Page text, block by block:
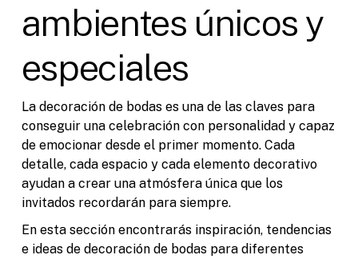
ambientes únicos y
especiales
La decoración de bodas es una de las claves para
conseguir una celebración con personalidad y capaz
de emocionar desde el primer momento. Cada
detalle, cada espacio y cada elemento decorativo
ayudan a crear una atmósfera única que los
invitados recordarán para siempre.
En esta sección encontrarás inspiración, tendencias
e ideas de decoración de bodas para diferentes